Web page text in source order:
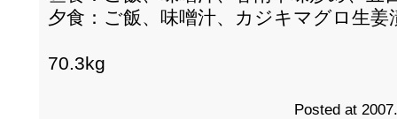
夕食：ご飯、味噌汁、カジキマグロ生
70.3kg
Posted at